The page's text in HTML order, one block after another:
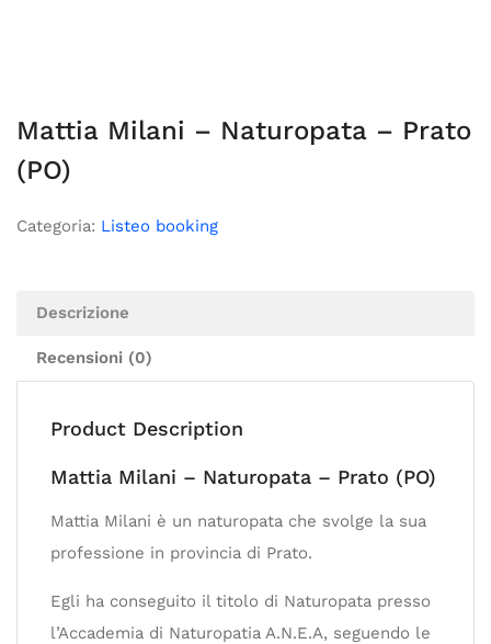
Mattia Milani – Naturopata – Prato
(PO)
Categoria: Listeo booking
Descrizione
Recensioni (0)
Product Description
Mattia Milani – Naturopata – Prato (PO)
Mattia Milani è un naturopata che svolge la sua
professione in provincia di Prato.
Egli ha conseguito il titolo di Naturopata presso
l’Accademia di Naturopatia A.N.E.A, seguendo le